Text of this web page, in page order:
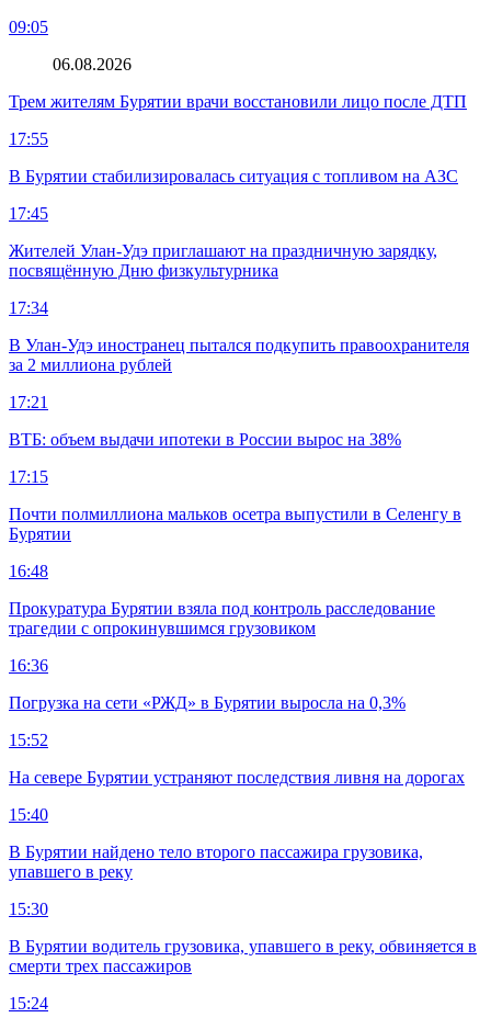
09:05
06.08.2026
Трем жителям Бурятии врачи восстановили лицо после ДТП
17:55
В Бурятии стабилизировалась ситуация с топливом на АЗС
17:45
Жителей Улан-Удэ приглашают на праздничную зарядку,
посвящённую Дню физкультурника
17:34
В Улан-Удэ иностранец пытался подкупить правоохранителя
за 2 миллиона рублей
17:21
ВТБ: объем выдачи ипотеки в России вырос на 38%
17:15
Почти полмиллиона мальков осетра выпустили в Селенгу в
Бурятии
16:48
Прокуратура Бурятии взяла под контроль расследование
трагедии с опрокинувшимся грузовиком
16:36
Погрузка на сети «РЖД» в Бурятии выросла на 0,3%
15:52
На севере Бурятии устраняют последствия ливня на дорогах
15:40
В Бурятии найдено тело второго пассажира грузовика,
упавшего в реку
15:30
В Бурятии водитель грузовика, упавшего в реку, обвиняется в
смерти трех пассажиров
15:24